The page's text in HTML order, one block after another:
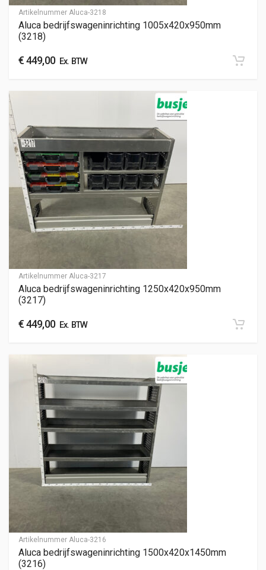
Artikelnummer Aluca-3218
Aluca bedrijfswageninrichting 1005x420x950mm
(3218)
€449,00Ex. BTW
Artikelnummer Aluca-3217
Aluca bedrijfswageninrichting 1250x420x950mm
(3217)
€449,00Ex. BTW
Artikelnummer Aluca-3216
Aluca bedrijfswageninrichting 1500x420x1450mm
(3216)